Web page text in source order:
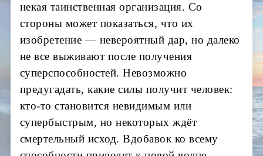
некая таинственная организация. Со
стороны может показаться, что их
изобретение — невероятный дар, но далеко
не все выживают после получения
суперспособностей. Невозможно
предугадать, какие силы получит человек:
кто-то становится невидимым или
супербыстрым, но некоторых ждёт
смертельный исход. Вдобавок ко всему